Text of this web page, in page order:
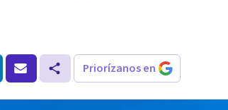
Priorízanos en